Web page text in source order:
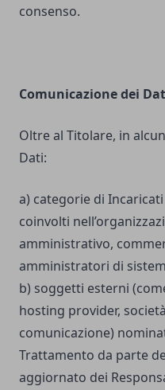
consenso.
Comunicazione dei
Oltre al Titolare, in
Dati:
a) categorie di
coinvolti
amministrativo,
amministratori di
b) soggetti esterni
hosting provider,
comunicazione)
Trattamento da parte
aggiornato dei